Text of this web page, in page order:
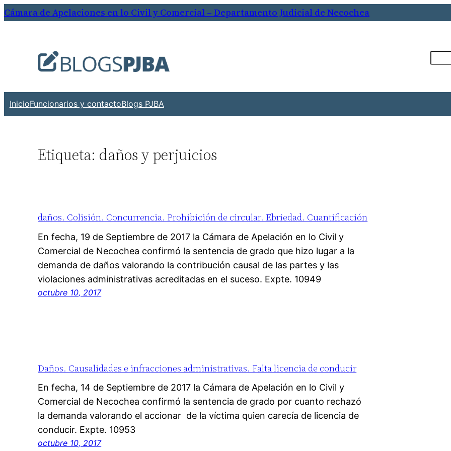
Saltar
al
Cámara de Apelaciones en lo Civil y Comercial – Departamento Judicial de Necochea
InicioFuncionarios y contactoBlogs PJBA
Etiqueta: daños y perjuicios
daños. Colisión. Concurrencia. Prohibición de circular. Ebriedad. Cuantificación
En fecha, 19 de Septiembre de 2017 la Cámara de Apelación en lo Civil y
Comercial de Necochea confirmó la sentencia de grado que hizo lugar a la
demanda de daños valorando la contribución causal de las partes y las
violaciones administrativas acreditadas en el suceso. Expte. 10949
octubre 10, 2017
Daños. Causalidades e infracciones administrativas. Falta licencia de conducir
En fecha, 14 de Septiembre de 2017 la Cámara de Apelación en lo Civil y
Comercial de Necochea confirmó la sentencia de grado por cuanto rechazó
la demanda valorando el accionar de la víctima quien carecía de licencia de
conducir. Expte. 10953
octubre 10, 2017